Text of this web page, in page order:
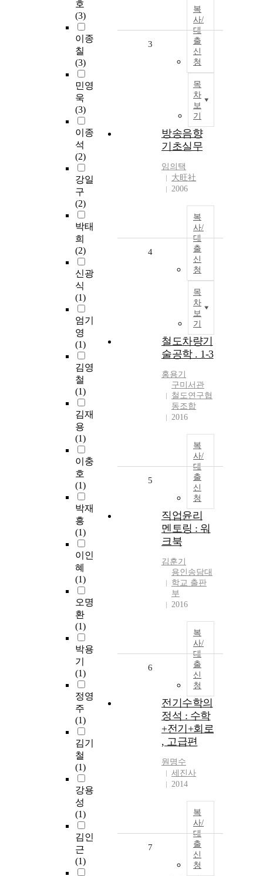
호
(3)
이종
칠
(3)
민영
욱
(3)
이종
석
(2)
강일
구
(2)
박태
희
(2)
신광
식
(1)
엄기
영
(1)
김영
철
(1)
김재
용
(1)
이충
호
(1)
박재
흥
(1)
이인
혜
(1)
오명
환
(1)
박용
기
(1)
정영
주
(1)
김기
철
(1)
강용
성
(1)
김인
근
(1)
복
사/
대
출
신
청
목
차
보
기
3
방송음향
기초실무
임의택
大旺社
2006
복
사/
대
출
신
청
목
차
보
기
4
철도차량기
술공학 . 1-3
홍용기
구미서관
철도연구협
동조합
2016
복
사/
대
출
신
청
5
직업윤리
멘토링 : 워
크북
김훈기
용인송담대
학교 출판
부
2016
복
사/
대
출
신
청
6
전기수학의
정석 : 수학
+전기+회로
, 고급편
원명수
세진사
2014
복
사/
대
출
신
청
7